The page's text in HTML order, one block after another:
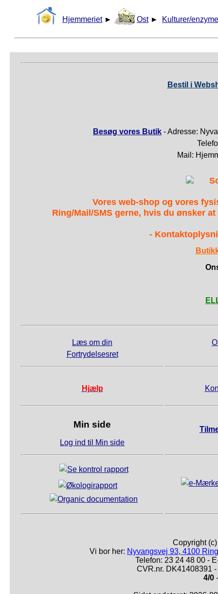
Hjemmeriet ► Ost ► Kulturer/
Bestil i
Besøg vores Butik - Adresse:
Mail:
Vores web-shop og vores
Ring/Mail/SMS gerne, hvis du ønsker
-
Læs om din
Fortrydelsesret
Hjælp
Min side
Log ind til Min side
Copyright
Vi bor her: Nyvangsvej 93, 4100
Telefon: 23 24 48 00 -
CVR.nr. DK41408391
4/0